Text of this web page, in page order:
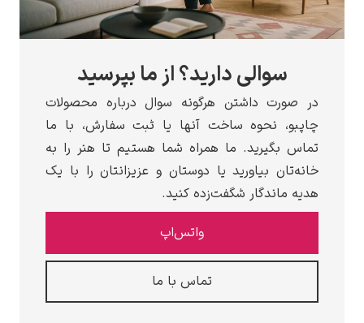
دارید؟ از ما بپرسید
هرگونه سوال درباره محصولات
ساخت آنها یا ثبت سفارش، با ما
ما همراه شما هستیم تا هنر را به
یا دوستان و عزیزانتان را با یک
شگفت‌زده کنید.